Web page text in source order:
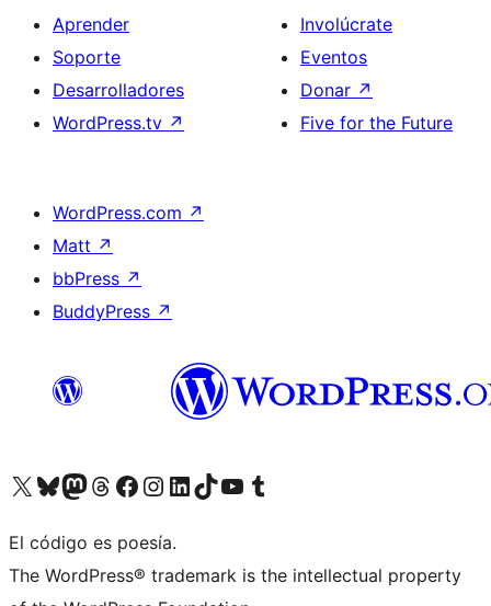
Aprender
Soporte
Desarrolladores
WordPress.tv ↗
Involúcrate
Eventos
Donar ↗
Five for the Future
WordPress.com ↗
Matt ↗
bbPress ↗
BuddyPress ↗
Visita nuestra cuenta de X (anteriormente Twitter)
Visit our Bluesky account
Visit our Mastodon account
Visit our Threads account
Visita nuestra página de Facebook
Visita nuestra cuenta de Instagram
Visita nuestra cuenta de LinkedIn
Visit our TikTok account
Visita nuestro canal de YouTube
Visit our Tumblr account
El código es poesía.
The WordPress® trademark is the intellectual property